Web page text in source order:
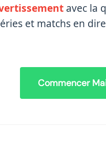
avec la
et matchs en
Commencer